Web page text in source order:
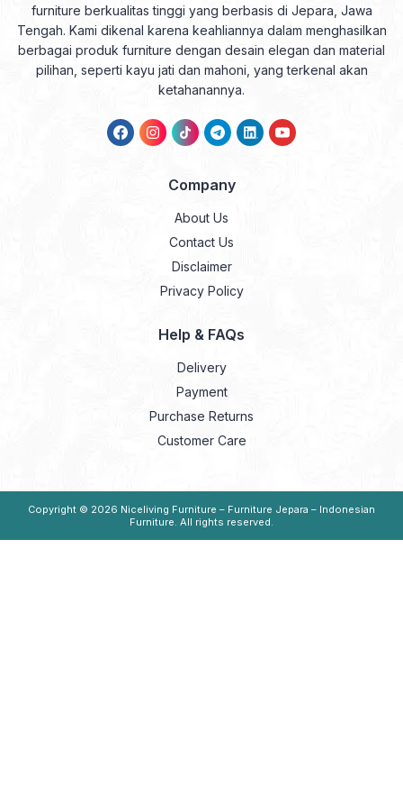
furniture berkualitas tinggi yang berbasis di Jepara, Jawa
Tengah. Kami dikenal karena keahliannya dalam menghasilkan
berbagai produk furniture dengan desain elegan dan material
pilihan, seperti kayu jati dan mahoni, yang terkenal akan
ketahanannya.
Company
About Us
Contact Us
Disclaimer
Privacy Policy
Help & FAQs
Delivery
Payment
Purchase Returns
Customer Care
Copyright © 2026 Niceliving Furniture – Furniture Jepara – Indonesian
Furniture. All rights reserved.